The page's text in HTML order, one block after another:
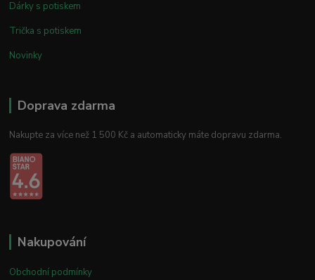
Dárky s potiskem
Trička s potiskem
Novinky
Doprava zdarma
Nakupte za více než 1 500 Kč a automaticky máte dopravu zdarma.
Nakupování
Obchodní podmínky